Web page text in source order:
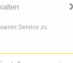
Service zu